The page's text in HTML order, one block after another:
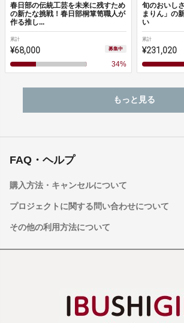
春日部の伝統工芸を未来に残すため
の新たな挑戦！春日部桐箪笥職人が
作る推し...
累計
¥68,000 募集中
34%
旬のおいし
まりん」の
い
累計
¥231,020
もっと見る
FAQ・ヘルプ
購入方法・キャンセルについて
プロジェクトに関する問い合わせについて
その他の利用方法について